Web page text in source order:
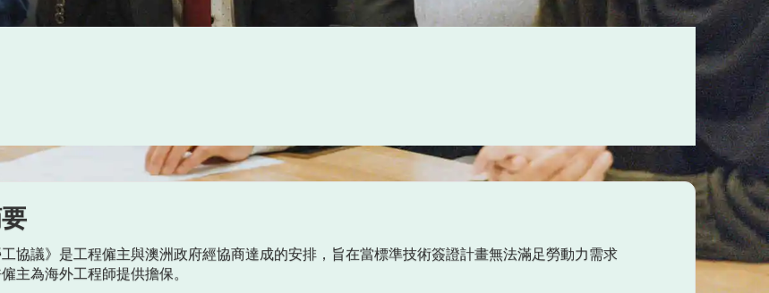
工協議》是工程僱主與澳洲政府經協商達成的安排，旨在當標準技術簽證計畫無法滿足勞動力需求
主為海外工程師提供擔保。